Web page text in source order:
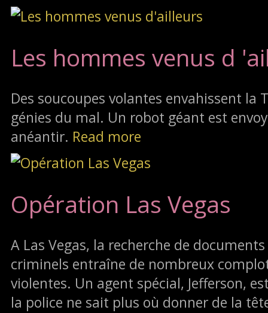
Les hommes venus d
Des soucoupes volantes envahissent la
génies du mal. Un robot géant est
anéantir. Read more
Opération Las Vegas
A Las Vegas, la recherche de
criminels entraîne de nombreux
violentes. Un agent spécial, Jefferson,
la police ne sait plus où donner de la